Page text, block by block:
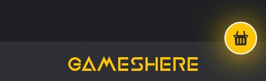
GAMESHERE